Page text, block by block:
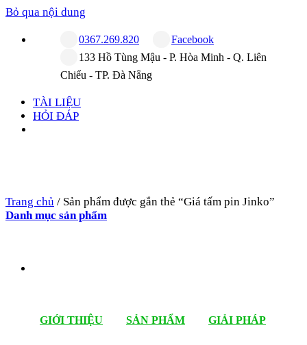
Bỏ qua nội dung
0367.269.820
Facebook
133 Hồ Tùng Mậu - P. Hòa Minh - Q. Liên
Chiểu - TP. Đà Nẵng
TÀI LIỆU
HỎI ĐÁP
GIỚI THIỆU SẢN PHẨM GIẢI PHÁP
Trang chủ / Sản phẩm được gắn thẻ “Giá tấm pin Jinko”
Danh mục sản phẩm